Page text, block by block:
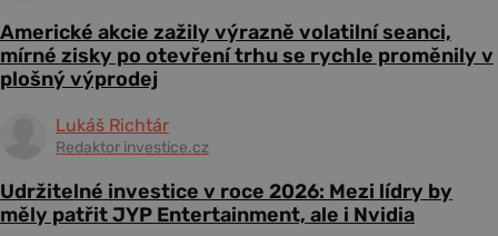
Americké akcie zažily výrazně volatilní seanci,
mírné zisky po otevření trhu se rychle proměnily v
plošný výprodej
Lukáš Richtár
Redaktor investice.cz
Udržitelné investice v roce 2026: Mezi lídry by
měly patřit JYP Entertainment, ale i Nvidia